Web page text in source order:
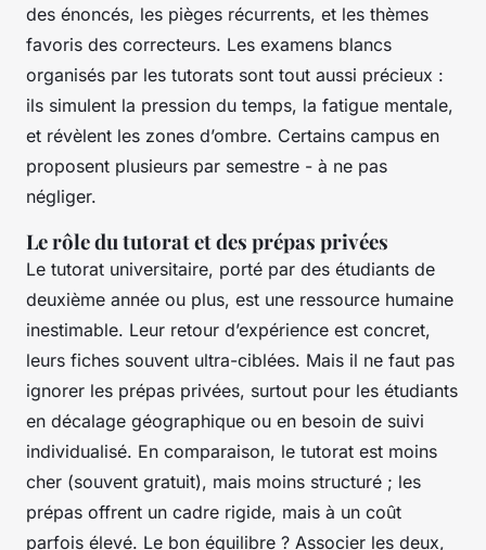
des énoncés, les pièges récurrents, et les thèmes
favoris des correcteurs. Les examens blancs
organisés par les tutorats sont tout aussi précieux :
ils simulent la pression du temps, la fatigue mentale,
et révèlent les zones d’ombre. Certains campus en
proposent plusieurs par semestre - à ne pas
négliger.
Le rôle du tutorat et des prépas privées
Le tutorat universitaire, porté par des étudiants de
deuxième année ou plus, est une ressource humaine
inestimable. Leur retour d’expérience est concret,
leurs fiches souvent ultra-ciblées. Mais il ne faut pas
ignorer les prépas privées, surtout pour les étudiants
en décalage géographique ou en besoin de suivi
individualisé. En comparaison, le tutorat est moins
cher (souvent gratuit), mais moins structuré ; les
prépas offrent un cadre rigide, mais à un coût
parfois élevé. Le bon équilibre ? Associer les deux,